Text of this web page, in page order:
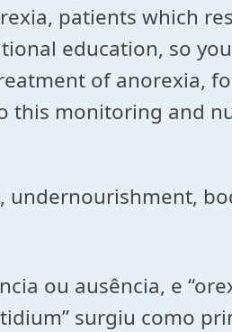
patients which
education, so
of anorexia,
monitoring and
undernourishment,
ou ausência, e
surgiu como